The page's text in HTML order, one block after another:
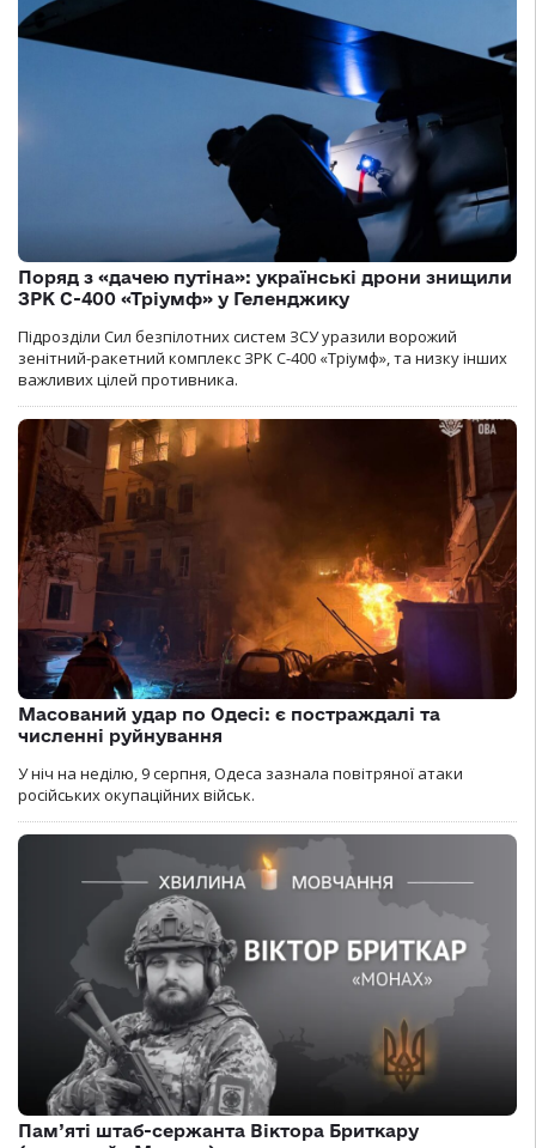
Поряд з «дачею путіна»: українські дрони знищили
ЗРК С-400 «Тріумф» у Геленджику
Підрозділи Сил безпілотних систем ЗСУ уразили ворожий
зенітний-ракетний комплекс ЗРК С-400 «Тріумф», та низку інших
важливих цілей противника.
Масований удар по Одесі: є постраждалі та
численні руйнування
У ніч на неділю, 9 серпня, Одеса зазнала повітряної атаки
російських окупаційних військ.
Пам’яті штаб-сержанта Віктора Бриткару